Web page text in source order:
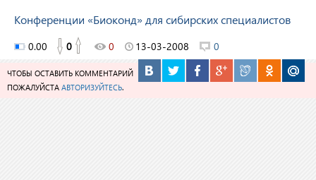
Конференции «Биоконд» для сибирских специалистов
0.00 0 0 13-03-2008 0
ЧТОБЫ ОСТАВИТЬ КОММЕНТАРИЙ
ПОЖАЛУЙСТА АВТОРИЗУЙТЕСЬ.